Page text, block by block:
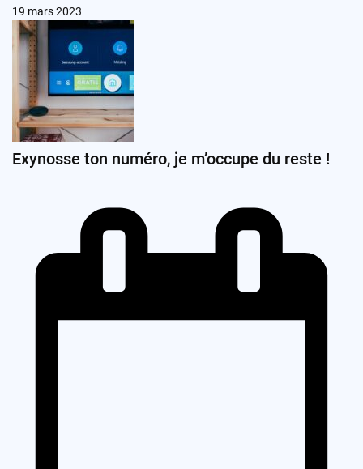
19 mars 2023
Exynosse ton numéro, je m’occupe du reste !